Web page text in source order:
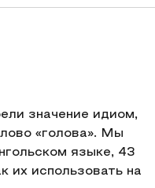
значение идиом,
«голова». Мы
языке, 43
их использовать на